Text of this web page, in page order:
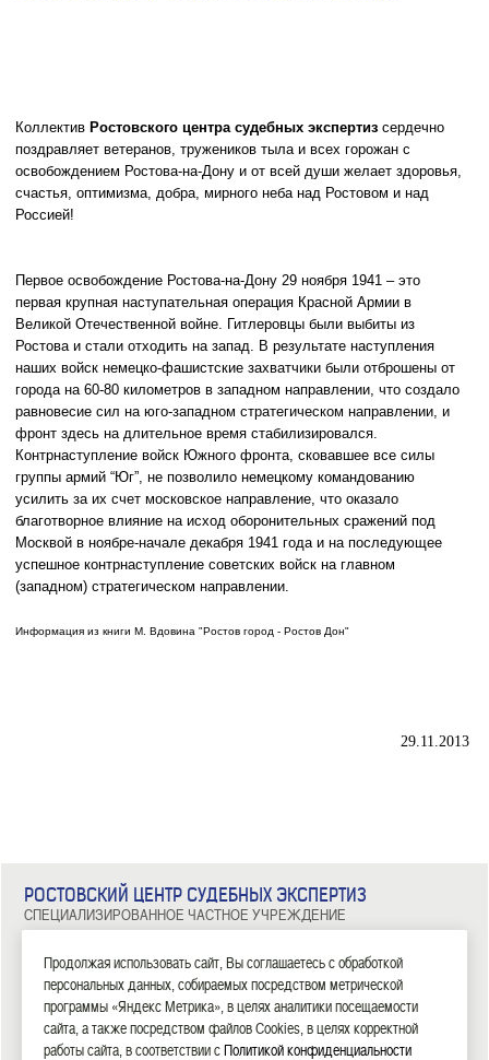
Коллектив Ростовского центра судебных экспертиз сердечно
поздравляет ветеранов, тружеников тыла и всех горожан с
освобождением Ростова-на-Дону и от всей души желает здоровья,
счастья, оптимизма, добра, мирного неба над Ростовом и над
Россией!
Первое освобождение Ростова-на-Дону 29 ноября 1941 – это
первая крупная наступательная операция Красной Армии в
Великой Отечественной войне. Гитлеровцы были выбиты из
Ростова и стали отходить на запад. В результате наступления
наших войск немецко-фашистские захватчики были отброшены от
города на 60-80 километров в западном направлении, что создало
равновесие сил на юго-западном стратегическом направлении, и
фронт здесь на длительное время стабилизировался.
Контрнаступление войск Южного фронта, сковавшее все силы
группы армий “Юг”, не позволило немецкому командованию
усилить за их счет московское направление, что оказало
благотворное влияние на исход оборонительных сражений под
Москвой в ноябре-начале декабря 1941 года и на последующее
успешное контрнаступление советских войск на главном
(западном) стратегическом направлении.
Информация из книги М. Вдовина "Ростов город - Ростов Дон"
29.11.2013
РОСТОВСКИЙ ЦЕНТР СУДЕБНЫХ ЭКСПЕРТИЗ
СПЕЦИАЛИЗИРОВАННОЕ ЧАСТНОЕ УЧРЕЖДЕНИЕ
Тел: 8 (863) 209-81-71, 8 (800) 100-34-14
ГЛАВНАЯ|ЭКСПЕРТИЗЫ|НОВОСТИ|ДОКУМЕНТЫ|О НАС|КОНТАКТЫ
2006—2026 СЧУ «Ростовский центр судебных экспертиз»
Продолжая использовать сайт, Вы соглашаетесь с обработкой
персональных данных, собираемых посредством метрической
программы «Яндекс Метрика», в целях аналитики посещаемости
сайта, а также посредством файлов Cookies, в целях корректной
работы сайта, в соответствии сПолитикой конфиденциальности